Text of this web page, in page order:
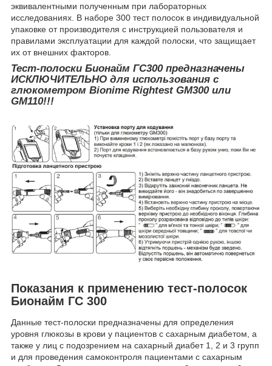
эквивалентными полученным при лабораторных
исследованиях. В наборе 300 тест полосок в индивидуальной
упаковке от производителя с инструкцией пользователя и
правилами эксплуатации для каждой полоски, что защищает
их от внешних факторов.
Тест-полоски Бионайм ГС300 предназначены
ИСКЛЮЧИТЕЛЬНО для использования с
глюкометром Bionime Rightest GM300 или
GM110!!!
Показания к применению тест-полосок
Бионайм ГС 300
Данные тест-полоски предназначены для определения
уровня глюкозы в крови у пациентов с сахарным диабетом, а
также у лиц с подозрением на сахарный диабет 1, 2 и 3 групп
и для проведения самоконтроля пациентами с сахарным